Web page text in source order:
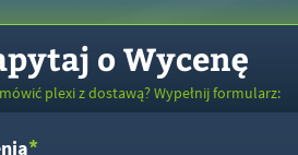
o Wycenę
plexi z dostawą? Wypełnij formularz:
*